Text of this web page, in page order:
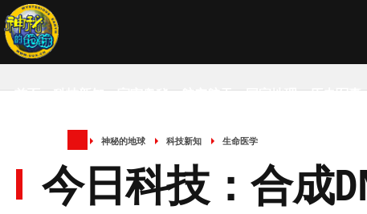
首页 科技新知 宇宙奥秘 航空航天 国家地理 历史军事
神秘的地球 科技新知 生命医学
今日科技：合成